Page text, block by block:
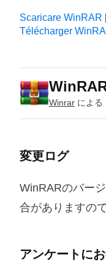
Scaricare WinRAR
Télécharger
Winrar による
変更ログ
WinRARのバー
合がありますの
アンケートに